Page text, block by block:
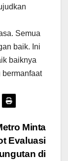
Semua
baik. Ini
baiknya
Minta
Evaluasi
di